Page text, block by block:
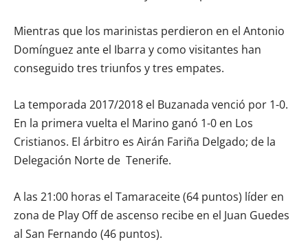
Mientras que los marinistas perdieron en el Antonio
Domínguez ante el Ibarra y como visitantes han
conseguido tres triunfos y tres empates.
La temporada 2017/2018 el Buzanada venció por 1-0.
En la primera vuelta el Marino ganó 1-0 en Los
Cristianos. El árbitro es Airán Fariña Delgado; de la
Delegación Norte de Tenerife.
A las 21:00 horas el Tamaraceite (64 puntos) líder en
zona de Play Off de ascenso recibe en el Juan Guedes
al San Fernando (46 puntos).